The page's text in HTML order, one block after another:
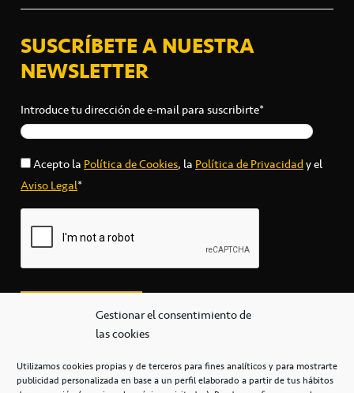
Gestionar el consentimiento de
las cookies
Utilizamos cookies propias y de terceros para fines analíticos y para mostrarte
publicidad personalizada en base a un perfil elaborado a partir de tus hábitos
SUSCRÍBETE A NUESTRA
NEWSLETTER
Introduce tu dirección de e-mail para suscribirte*
Acepto laPolítica de Cookies, laPolítica de Privacidady el
Aviso Legal*
secretaria@cbcanarias.es